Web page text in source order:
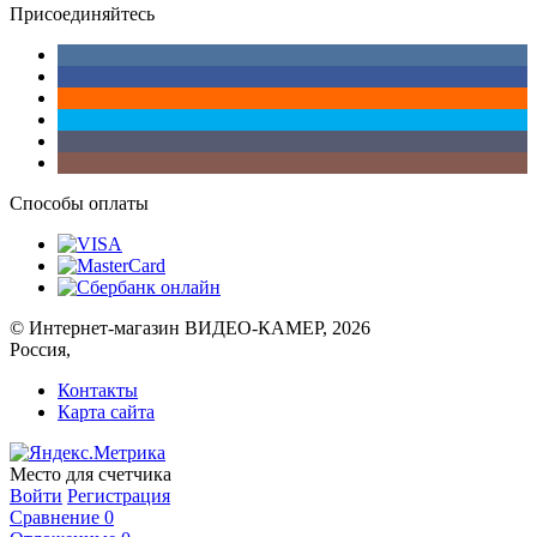
Присоединяйтесь
Способы оплаты
© Интернет-магазин ВИДЕО-КАМЕР, 2026
Россия,
Контакты
Карта сайта
Место для счетчика
Войти Регистрация
Сравнение 0